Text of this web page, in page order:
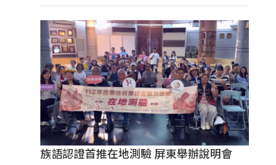
族語認證首推在地測驗 屏東舉辦說明會